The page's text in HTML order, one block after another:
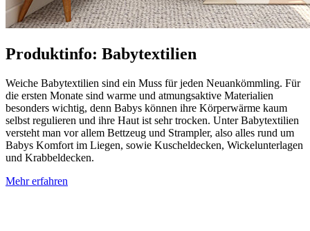
Produktinfo: Babytextilien
Weiche Babytextilien sind ein Muss für jeden Neuankömmling. Für
die ersten Monate sind warme und atmungsaktive Materialien
besonders wichtig, denn Babys können ihre Körperwärme kaum
selbst regulieren und ihre Haut ist sehr trocken. Unter Babytextilien
versteht man vor allem Bettzeug und Strampler, also alles rund um
Babys Komfort im Liegen, sowie Kuscheldecken, Wickelunterlagen
und Krabbeldecken.
Mehr erfahren